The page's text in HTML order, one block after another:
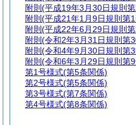
附則 (平成19年3月30日規則
附則 (平成21年1月9日規則第
附則 (平成22年6月29日規則
附則 (令和2年3月31日規則第
附則 (令和4年9月30日規則第
附則 (令和6年3月29日規則第
第1号様式(第5条関係)
第2号様式(第5条関係)
第3号様式(第7条関係)
第4号様式(第8条関係)